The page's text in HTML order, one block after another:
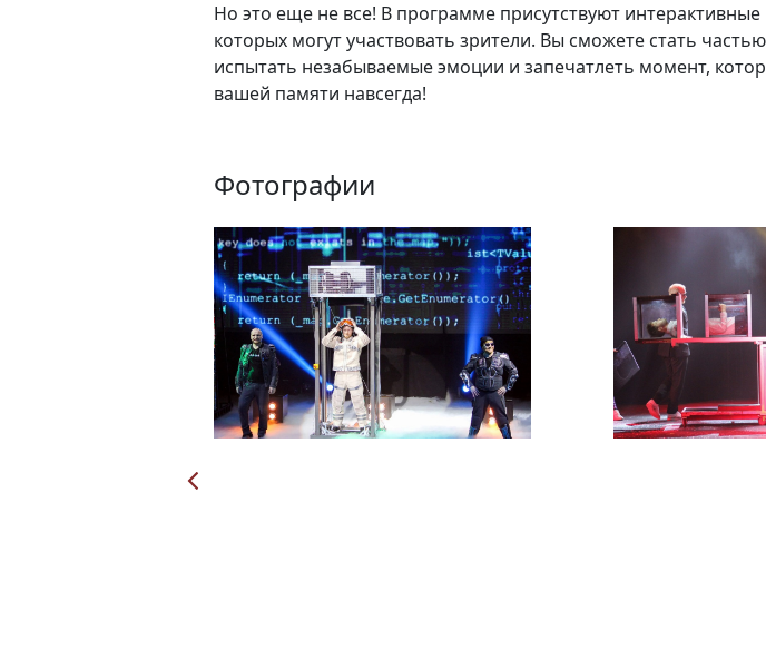
О Доме
Контакты
Но это еще не все! В программе присутствуют
которых могут участвовать зрители. Вы сможете стать
испытать незабываемые эмоции и запечатлеть момент,
вашей памяти навсегда!
Фотографии